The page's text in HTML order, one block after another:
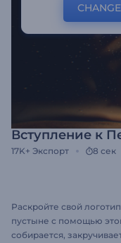
Вступление к
17K+ Экспорт 8 сек
Раскройте свой
пустыне с помощью
собирается,
CHANGE